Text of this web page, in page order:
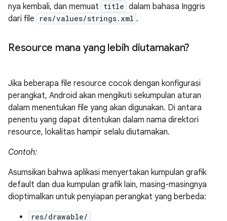
nya kembali, dan memuat title dalam bahasa Inggris
dari file
res/values/strings.xml .
Resource mana yang lebih diutamakan?
Jika beberapa file resource cocok dengan konfigurasi
perangkat, Android akan mengikuti sekumpulan aturan
dalam menentukan file yang akan digunakan. Di antara
penentu yang dapat ditentukan dalam nama direktori
resource, lokalitas hampir selalu diutamakan.
Contoh:
Asumsikan bahwa aplikasi menyertakan kumpulan grafik
default dan dua kumpulan grafik lain, masing-masingnya
dioptimalkan untuk penyiapan perangkat yang berbeda:
res/drawable/